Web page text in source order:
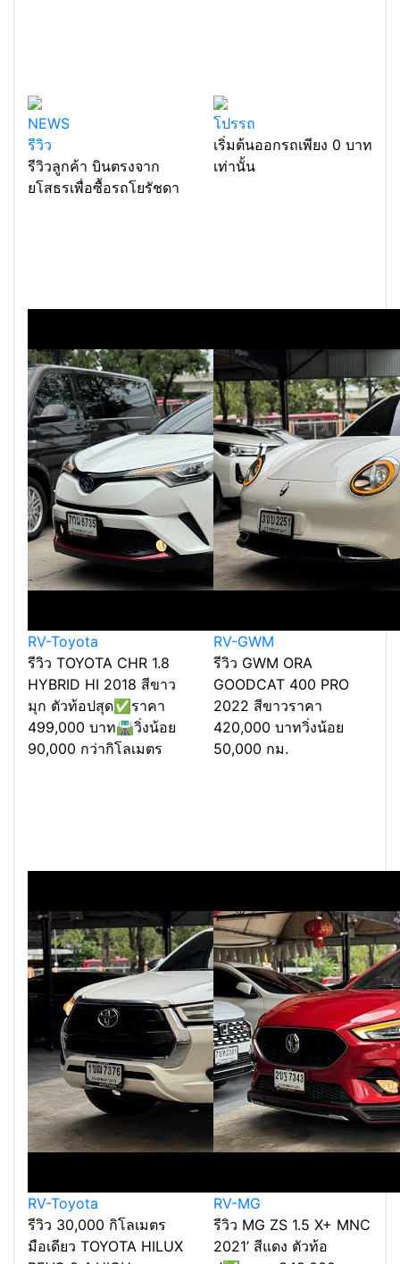
NEWS
รีวิว
รีวิวลูกค้า บินตรงจาก
ยโสธรเพื่อซื้อรถโยรัชดา
โปรรถ
เริ่มต้นออกรถเพียง 0 บาท
เท่านั้น
RV-Toyota
รีวิว TOYOTA CHR 1.8
HYBRID HI 2018 สีขาว
มุก ตัวท้อปสุด✅ราคา
499,000 บาท🛣️วิ่งน้อย
90,000 กว่ากิโลเมตร
RV-GWM
รีวิว GWM ORA
GOODCAT 400 PRO
2022 สีขาวราคา
420,000 บาทวิ่งน้อย
50,000 กม.
RV-Toyota
รีวิว 30,000 กิโลเมตร
มือเดียว TOYOTA HILUX
RV-MG
รีวิว MG ZS 1.5 X+ MNC
2021’ สีแดง ตัวท้อ